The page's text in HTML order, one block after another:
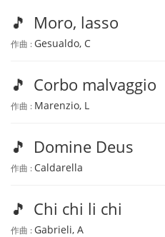
🎵 Moro, lasso
作曲 : Gesualdo, C
🎵 Corbo malvaggio
作曲 : Marenzio, L
🎵 Domine Deus
作曲 : Caldarella
🎵 Chi chi li chi
作曲 : Gabrieli, A